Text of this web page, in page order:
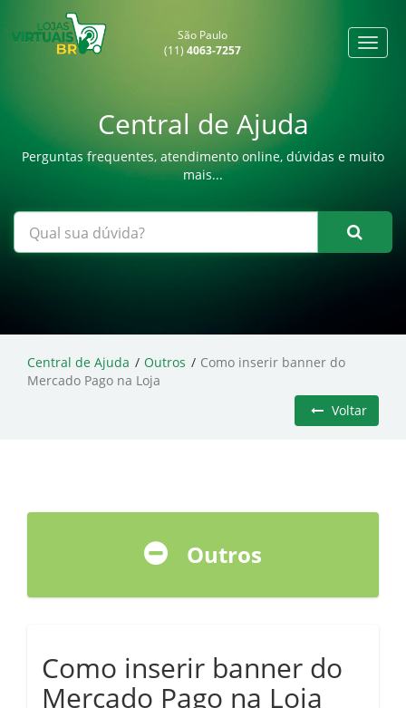
São Paulo
(11)4063-7257
Central de Ajuda
Perguntas frequentes, atendimento online, dúvidas e muito
mais...
Central de Ajuda Outros
Como inserir banner do
Mercado Pago na Loja
Voltar
Outros
Como inserir banner do
Mercado Pago na Loja